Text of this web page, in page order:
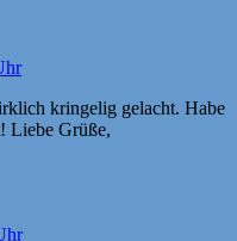
kringelig gelacht. Habe
Liebe Grüße,